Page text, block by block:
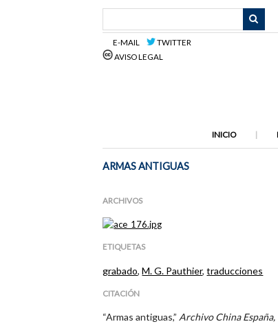
E-MAIL
TWITTER
AVISO LEGAL
INICIO
ARMAS ANTIGUAS
ARCHIVOS
ETIQUETAS
grabado,M. G. Pauthier,traducciones
CITACIÓN
“Armas antiguas,”Archivo China